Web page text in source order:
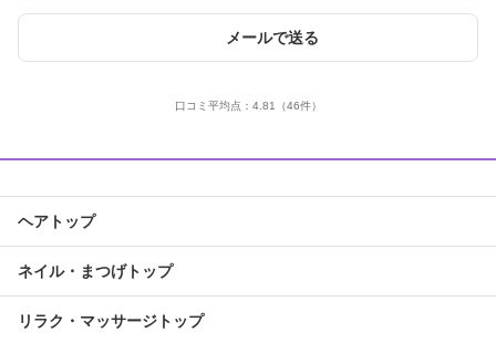
メールで送る
口コミ平均点： 4.81 （46件）
ヘアトップ
ネイル・まつげトップ
リラク・マッサージトップ